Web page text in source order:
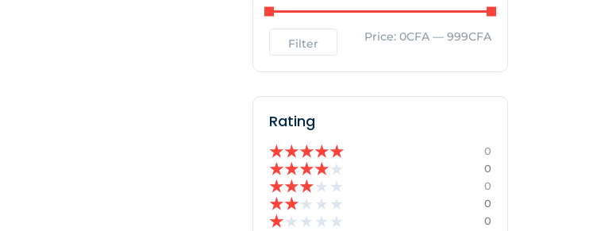
Filter Price: 0CFA — 999CFA
Rating
★★★★★ 0
★★★★★ 0
★★★★ ★ 0
★★★ ★ ★ 0
★★ ★ ★ ★ 0